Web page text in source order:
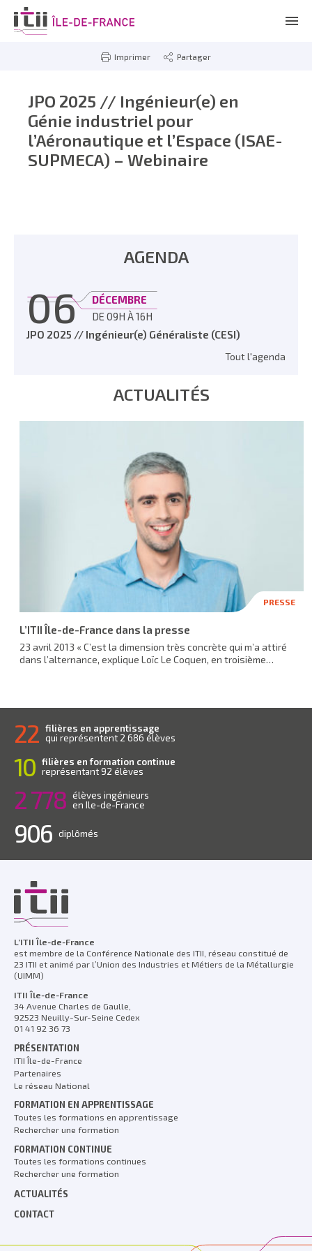
Imprimer Partager
JPO 2025 // Ingénieur(e) en
Génie industriel pour
l’Aéronautique et l’Espace (ISAE-
SUPMECA) – Webinaire
AGENDA
06
DÉCEMBRE
DE 09H À 16H
JPO 2025 // Ingénieur(e) Généraliste (CESI)
Tout l'agenda
ACTUALITÉS
PRESSE
L’ITII Île-de-France dans la presse
23 avril 2013 « C’est la dimension très concrète qui m’a attiré
dans l’alternance, explique Loïc Le Coquen, en troisième…
22 filières en apprentissage
qui représentent 2 686 élèves
10 filières en formation continue
représentant 92 élèves
2 778 élèves ingénieurs
en Ile-de-France
906 diplômés
L’ITII Île-de-France
est membre de la Conférence Nationale des ITII, réseau constitué de
23 ITII et animé par l’Union des Industries et Métiers de la Métallurgie
(UIMM)
ITII Île-de-France
34 Avenue Charles de Gaulle,
92523 Neuilly-Sur-Seine Cedex
01 41 92 36 73
PRÉSENTATION
ITII Île-de-France
Partenaires
Le réseau National
FORMATION EN APPRENTISSAGE
Toutes les formations en apprentissage
Rechercher une formation
FORMATION CONTINUE
Toutes les formations continues
Rechercher une formation
ACTUALITÉS
CONTACT